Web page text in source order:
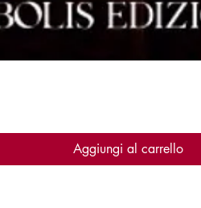
Aggiungi al carrello